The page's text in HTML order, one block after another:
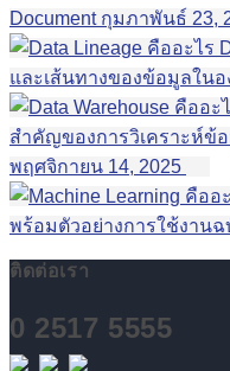
Document กุมภาพันธ์ 23,
และเส้นทางของข้อมูลในอ
สำคัญของการวิเคราะห์ข้
พฤศจิกายน 14, 2025
พร้อมตัวอย่างการใช้งานฉ
ติดต่อเรา
0 2517 5555